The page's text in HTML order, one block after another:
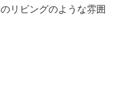
リビングのような雰囲